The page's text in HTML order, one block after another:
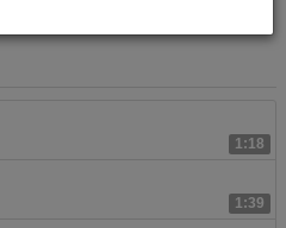
1:18
1:39